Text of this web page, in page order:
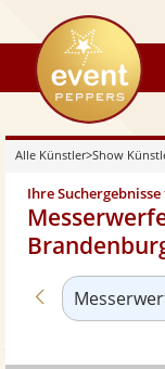
eventpeppers
Alle Künstler>Show
Ihre
Zurück zu